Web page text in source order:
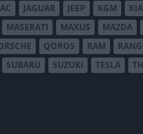
JAGUAR JEEP KGM KIA
MASERATI MAXUS MAZDA
QOROS RAM
SUBARU SUZUKI TESLA